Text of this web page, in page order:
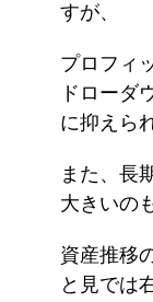
すが、
プロフィ
ドローダ
に抑えら
また、長
大きいの
資産推移
と見では